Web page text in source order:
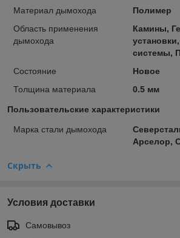
Материал дымохода
Полимер
Область применения
дымохода
Камины,
системы,
Состояние
Новое
Толщина материала
0.5 мм
Пользовательские характеристики
Марка стали дымохода
Арселор,
Скрыть
Условия доставки
Самовывоз